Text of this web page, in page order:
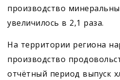
производство
увеличилось в 2,1 раза.
На территории региона
производство
отчётный период выпуск